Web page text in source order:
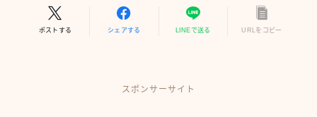
ポストする シェアする LINEで送る URLをコピー
スポンサーサイト